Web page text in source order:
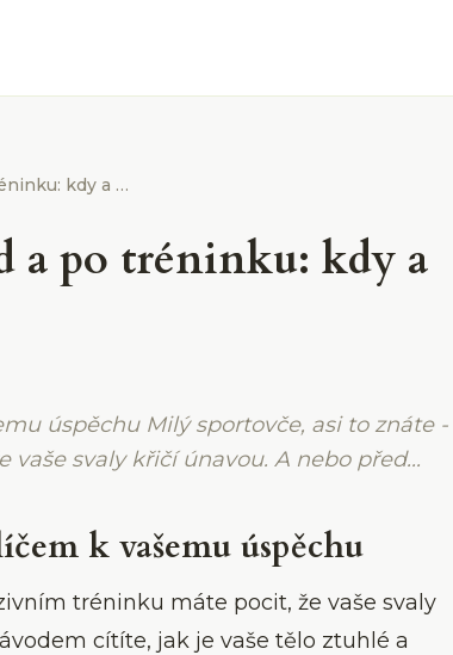
Sportovní masáž před a po tréninku: kdy a jak dlouho
a po tréninku: kdy a
úspěchu Milý sportovče, asi to znáte -
svaly křičí únavou. A nebo před...
k vašemu úspěchu
tréninku máte pocit, že vaše svaly
cítíte, jak je vaše tělo ztuhlé a